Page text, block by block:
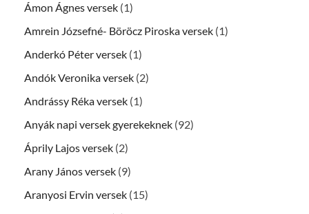
Ámon Ágnes versek (1)
Amrein Józsefné- Böröcz Piroska versek (1)
Anderkó Péter versek (1)
Andók Veronika versek (2)
Andrássy Réka versek (1)
Anyák napi versek gyerekeknek (92)
Áprily Lajos versek (2)
Arany János versek (9)
Aranyosi Ervin versek (15)